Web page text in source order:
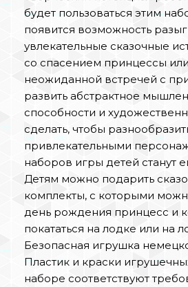
будет пользоваться этим
появится возможность
увлекательные сказочные
со спасением принцессы
неожиданной встречей с
развить абстрактное
способности и
сделать, чтобы
привлекательными
наборов игры детей станут
Детям можно подарить
комплекты, с которыми
день рождения принцесс и
покататься на лодке или на
Безопасная игрушка
Пластик и краски
наборе соответствуют